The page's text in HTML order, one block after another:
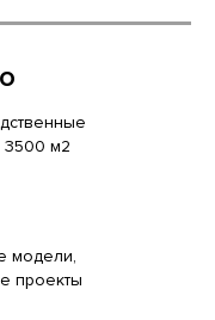
м2
модели,
проекты